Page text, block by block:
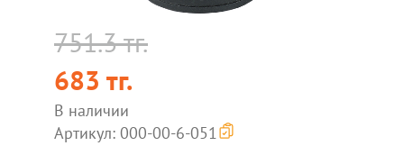
751.3 тг.
683 тг.
В наличии
Артикул: 000-00-6-051